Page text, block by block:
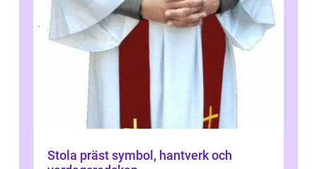
Stola präst symbol, hantverk och